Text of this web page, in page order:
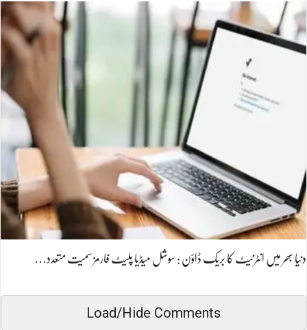
دنیا بھر میں انٹرنیٹ کا بریک ڈاؤن : سوشل میڈیا پلیٹ فارمز سمیت متعدد…
Load/Hide Comments